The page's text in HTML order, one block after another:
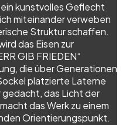
kunstvolles Geflecht
miteinander verweben
Struktur schaffen.
das Eisen zur
GIB FRIEDEN“
die über Generationen
platzierte Laterne
gedacht, das Licht der
das Werk zu einem
Orientierungspunkt.